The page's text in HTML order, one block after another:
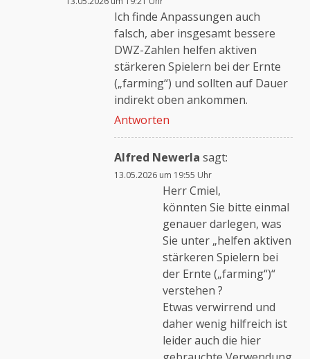
Ich finde Anpassungen auch
falsch, aber insgesamt bessere
DWZ-Zahlen helfen aktiven
stärkeren Spielern bei der Ernte
(„farming“) und sollten auf Dauer
indirekt oben ankommen.
Antworten
Alfred Newerla sagt:
13.05.2026 um 19:55 Uhr
Herr Cmiel,
könnten Sie bitte einmal
genauer darlegen, was
Sie unter „helfen aktiven
stärkeren Spielern bei
der Ernte („farming“)“
verstehen ?
Etwas verwirrend und
daher wenig hilfreich ist
leider auch die hier